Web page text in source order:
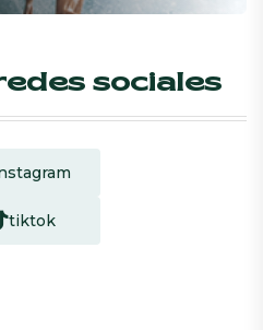
sociales
tiktok